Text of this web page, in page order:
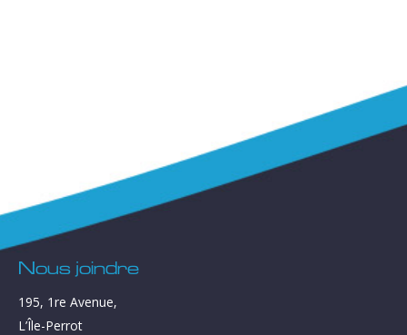
Nous joindre
195, 1re Avenue,
L’Île-Perrot